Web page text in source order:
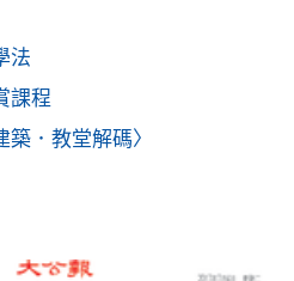
信支付」(Online WeChat
Alipay) 或 「轉數快」(FPS)
法
課程
．教堂解碼〉